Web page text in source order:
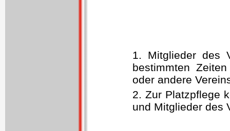
1. Mitglieder des
bestimmten
oder andere
2. Zur Platzpflege
und Mitglieder des